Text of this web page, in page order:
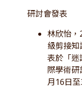
研討會發表
林欣怡
級剪接
表於「
際學術
月16日